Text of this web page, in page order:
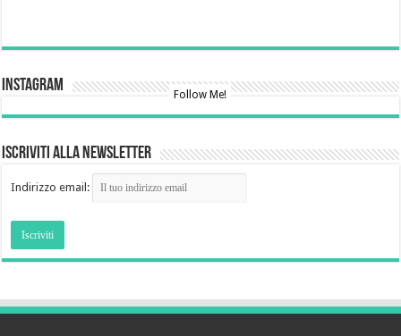
Instagram Follow Me!
Iscriviti alla newsletter
Indirizzo email: